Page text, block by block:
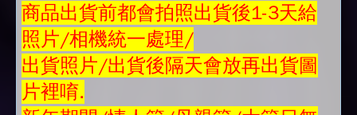
商品出貨前都會拍照出貨後1-3天給
照片/相機統一處理/
出貨照片/出貨後隔天會放再出貨圖
片裡唷.